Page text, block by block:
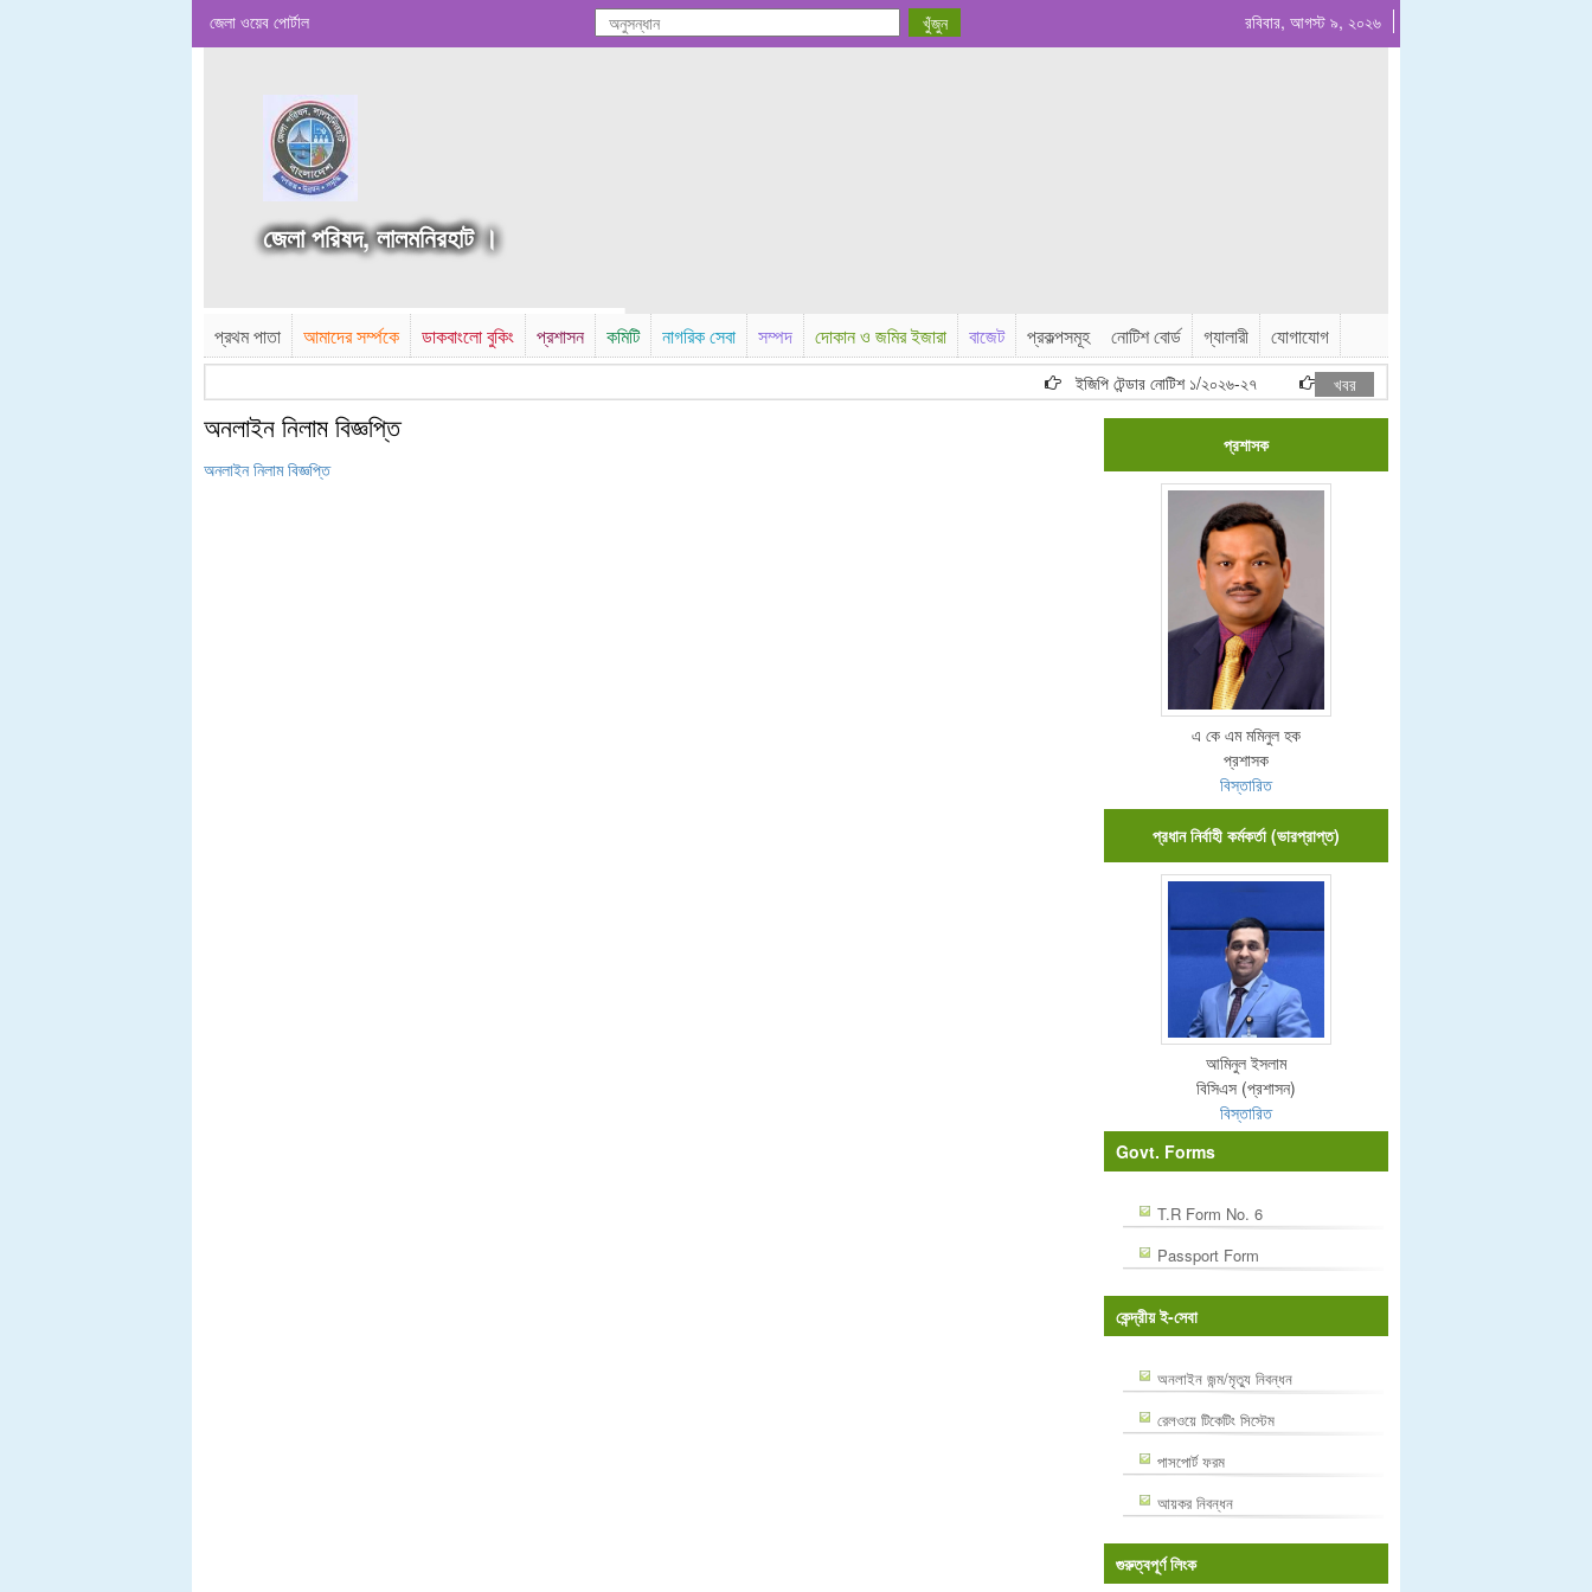
জেলা ওয়েব পোর্টাল রবিবার, আগস্ট ৯, ২০২৬
জেলা পরিষদ, লালমনিরহাট ।
প্রথম পাতা আমাদের সর্ম্পকে ডাকবাংলো বুকিং প্রশাসন কমিটি নাগরিক সেবা সম্পদ দোকান ও জমির ইজারা বাজেট প্রকল্পসমূহ নোটিশ বোর্ড গ্যালারী যোগাযোগ
ইজিপি টেন্ডার নোটিশ ১/২০২৬-২৭ নতুন ঠিকাদার লাইসেন্স তালিকাভুক্তির মুল্যায়ন করণ
খবর
অনলাইন নিলাম বিজ্ঞপ্তি
অনলাইন নিলাম বিজ্ঞপ্তি
প্রশাসক
এ কে এম মমিনুল হক
প্রশাসক
বিস্তারিত
প্রধান নির্বাহী কর্মকর্তা (ভারপ্রাপ্ত)
আমিনুল ইসলাম
বিসিএস (প্রশাসন)
বিস্তারিত
Govt. Forms
T.R Form No. 6
Passport Form
কেন্দ্রীয় ই-সেবা
অনলাইন জন্ম/মৃত্যু নিবন্ধন
রেলওয়ে টিকেটিং সিস্টেম
পাসপোর্ট ফরম
আয়কর নিবন্ধন
গুরুত্বপূর্ণ লিংক